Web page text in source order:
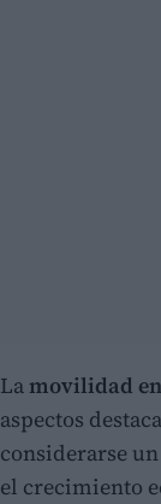
Lamovilidad
aspectos
considerarse
el crecimiento